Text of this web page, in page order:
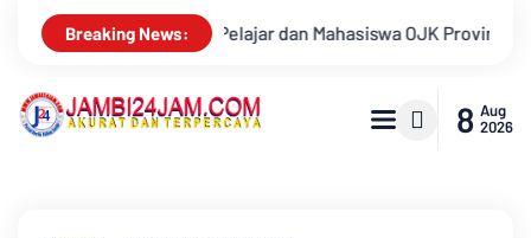
Breaking News:
Jambi 2026, Unjuk Kreativitas di Taman Banjuran
8 Aug
2026